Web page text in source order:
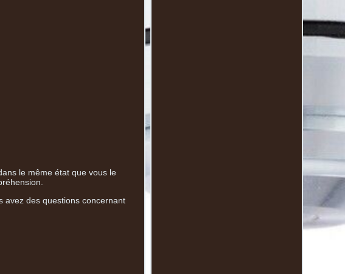
le même état que vous le
avez des questions concernant